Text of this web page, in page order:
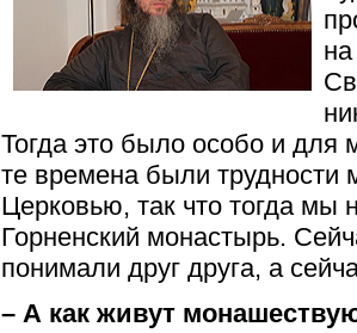
Тогда это было особо и для
те времена были трудности
Церковью, так что тогда мы
Горненский монастырь.
понимали друг друга, а
– А как живут